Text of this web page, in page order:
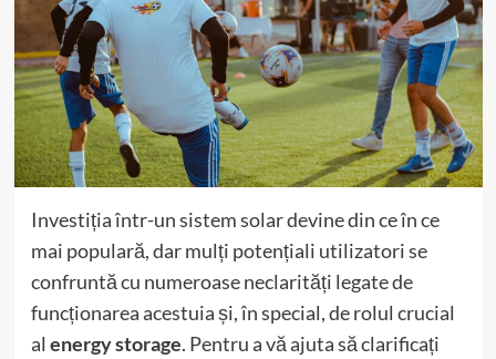
Investiția într-un sistem solar devine din ce în ce
mai populară, dar mulți potențiali utilizatori se
confruntă cu numeroase neclarități legate de
funcționarea acestuia și, în special, de rolul crucial
al energy storage. Pentru a vă ajuta să clarificați